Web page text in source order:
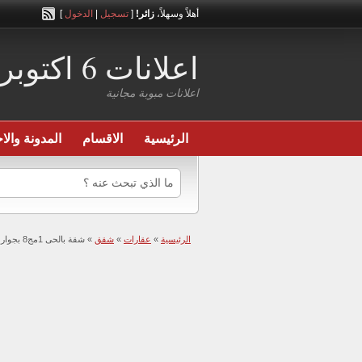
أهلاً وسهلاً، زائر! [ تسجيل الدخول ]
اعلانات 6 اكتوبر
اعلانات مبوبة مجانية
الرئيسية الاقسام المدونة
الرئيسية » عقارات » شقق » شقة بالحى 1مج8 بجوار جامعة نوال الدجوى